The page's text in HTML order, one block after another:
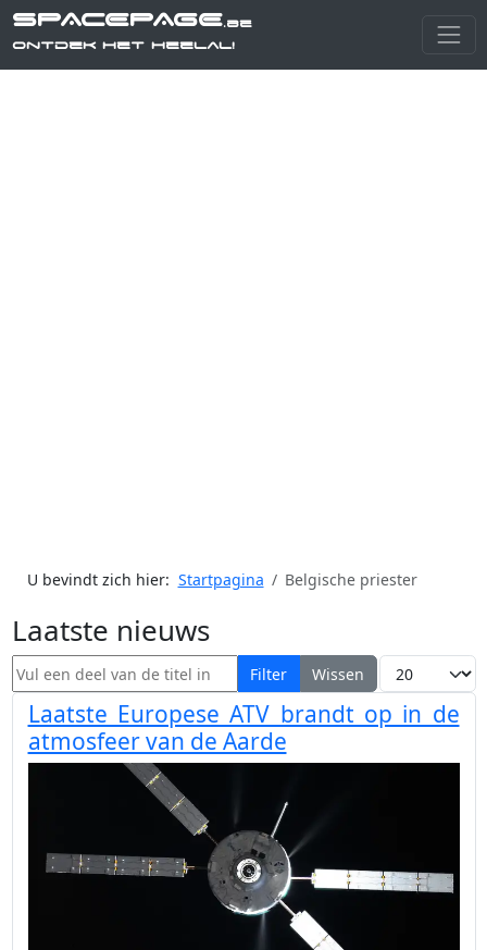
SPACEPAGE.be
Ontdek het heelal!
U bevindt zich hier: Startpagina Belgische priester
Laatste nieuws
Vul een deel van de titel in Filter Wissen Toon #
Laatste Europese ATV brandt op in de
atmosfeer van de Aarde